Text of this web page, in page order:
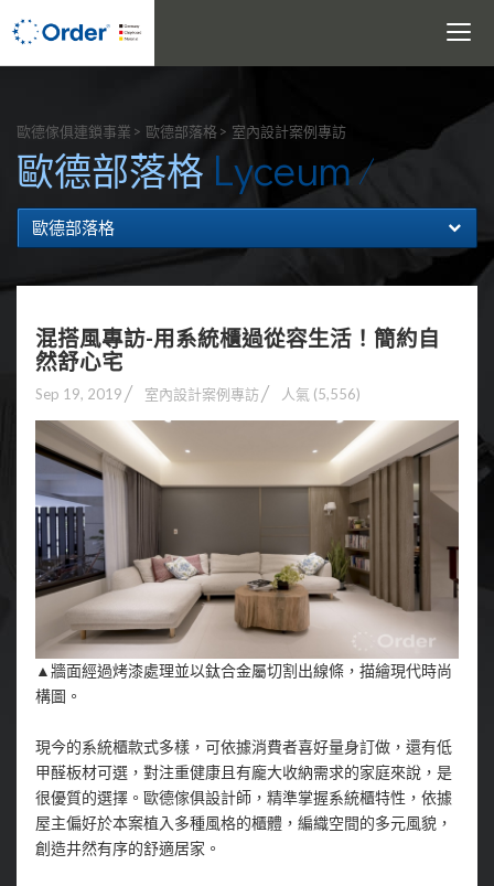
Toggle
歐德傢俱連鎖事業 歐德部落格 室內設計案例專訪
歐德部落格 Lyceum
歐德部落格
混搭風專訪-用系統櫃過從容生活！簡約自
然舒心宅
Sep 19, 2019 室內設計案例專訪 人氣 (5,556)
▲牆面經過烤漆處理並以鈦合金屬切割出線條，描繪現代時尚
構圖。
現今的系統櫃款式多樣，可依據消費者喜好量身訂做，還有低
甲醛板材可選，對注重健康且有龐大收納需求的家庭來說，是
很優質的選擇。歐德傢俱設計師，精準掌握系統櫃特性，依據
屋主偏好於本案植入多種風格的櫃體，編織空間的多元風貌，
創造井然有序的舒適居家。